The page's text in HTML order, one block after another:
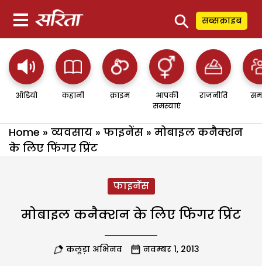
⚲ सब्सक्राइब
ऑडियो कहानी क्राइम
आपकी
समस्याएं
राजनीति
Home » व्यवसाय » फाइनेंस » मोबाइल कनैक्शन
के लिए फिंगर प्रिंट
फाइनेंस
मोबाइल कनैक्शन के लिए फिंगर प्रिंट
कलूड़ा अभिनव नवम्बर 1, 2013